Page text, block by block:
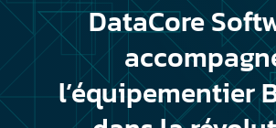
DataCore
l’équipementier